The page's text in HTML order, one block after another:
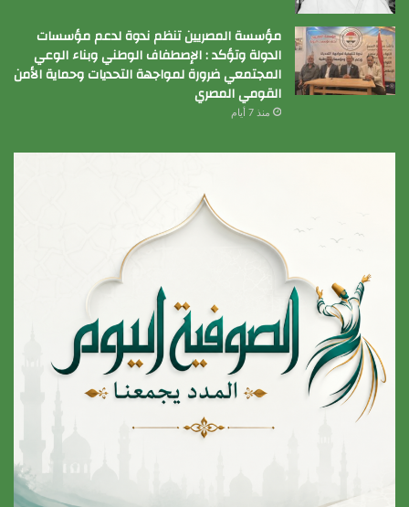
مؤسسة المصريين تنظم ندوة لدعم مؤسسات
الدولة وتؤكد : الإصطفاف الوطني وبناء الوعي
المجتمعي ضرورة لمواجهة التحديات وحماية الأمن
القومي المصري
منذ 7 أيام